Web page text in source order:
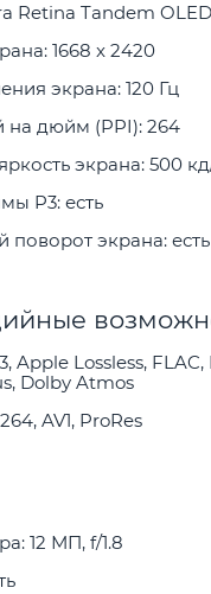
Retina Tandem OLED
1668 x 2420
экрана: 120 Гц
на дюйм (PPI): 264
экрана: 500
P3: есть
поворот экрана: есть
Apple Lossless,
Dolby Atmos
AV1, ProRes
12 МП, f/1.8